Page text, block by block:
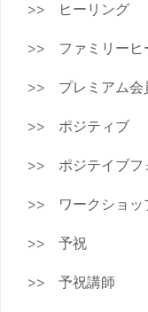
ヒーリング
ファミリーヒ
プレミアム会
ポジティブ
ポジテイブフ
ワークショッ
予祝
予祝講師